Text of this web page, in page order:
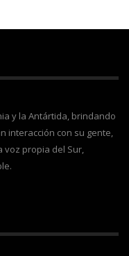
y la Antártida, brindando
interacción con su gente,
voz propia del Sur,